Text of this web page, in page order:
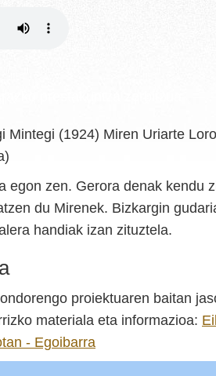
Mintegi (1924) Miren Uriarte
egon zen. Gerora denak kendu
du Mirenek. Bizkargin
handiak izan zituztela.
proiektuaren baitan
materiala eta informazioa:
- Egoibarra